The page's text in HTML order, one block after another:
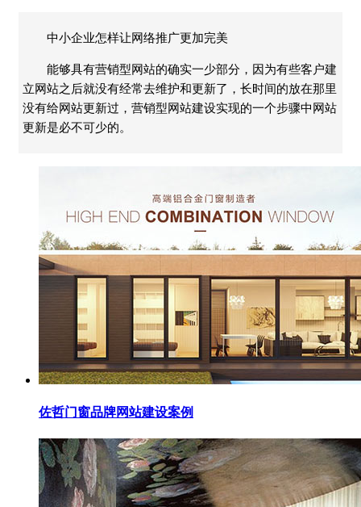
中小企业怎样让网络推广更加完美
能够具有营销型网站的确实一少部分，因为有些客户建
立网站之后就没有经常去维护和更新了，长时间的放在那里
没有给网站更新过，营销型网站建设实现的一个步骤中网站
更新是必不可少的。
佐哲门窗品牌网站建设案例